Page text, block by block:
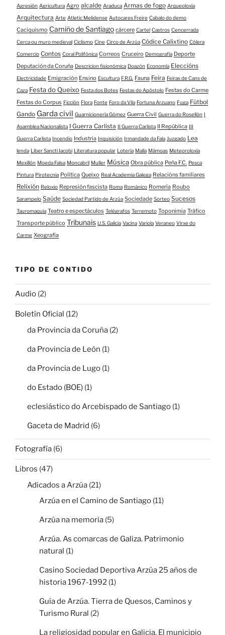
Agresión Agricultura Agro alcalde Araduca Armas de fogo Arqueoloxía
Arquitectura Arte Atletic Melidense Autocares Freire Cabalo do demo
Caciquismo Camiño de Santiago cárcere Cartel Castros Cencerrada
Cerca ou muro medieval Ciclismo Cine Circo de Arzúa Códice Calixtino Cólera
Comercio Contos Coral Polifónica Correos Cruceiro Demografía Deporte
Deputación da Coruña Descricion fisionómica Doazón Economía Eleccións
Electricidade Emigración Ensino Escultura F.R.G. Fauna Feira Feiras de Cans de
Caza Festa do Queixo Festa dos Botes Festas do Apóstolo Festas do Carme
Festas do Corpus Ficción Flora Fonte Foro da Vila Fortuna Arzuano Fuga Fútbol
Gando Garda civil Guarnicionería Gómez Guerra Civil Guerra do Rosellón I
Asamblea Nacionalista I Guerra Carlista II Guerra Carlista II República III
Guerra Carlista Incendio Industria Inquisición Irmandade da Fala Juzgado Lea
lenda Liber Sancti Iacobi Literatura popular Lotería Malla Mámoas Meteoroloxía
Mexillón Moeda Falsa Moncabril Muller Música Obra pública Peña F.C. Pesca
Pintura Pirotecnia Política Queixo Real Academia Galega Relacións familiares
Relixión Reloxio Represión fascista Roma Románico Romería Roubo
Sarampelo Saúde Sociedad Partido de Arzúa Sociedade Sorteo Sucesos
Tauromaquia Teatro e espectáculos Telégrafos Terremoto Toponimia Tráfico
Transporte público Tribunais U.S. Galicia Vacina Variola Veraneo Virxe do
Carme Xeografía
TIPO DE CONTIDO
Audio (2)
Boletín Oficial (12)
da Provincia da Coruña (2)
da Provincia de León (1)
da Provincia de Lugo (1)
do Estado (BOE) (1)
eclesiástico do Arcebispado de Santiago (1)
Gaceta de Madrid (6)
Fotografía (6)
Libros (47)
Adicados a Arzúa (21)
Arzúa en el Camino de Santiago (11)
Arzúa na memoria (5)
Arzúa. As comarcas de Galiza. Patrimonio
natural (1)
Casino Sociedad Deportiva Arzúa 25 años de
historia 1967-1992 (1)
Guía de Arzúa. Tierra de Quesos, Caminos y
Turismo Rural (2)
La religiosidad popular en Galicia. El municipio